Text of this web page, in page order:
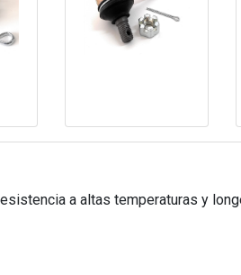
a altas temperaturas y